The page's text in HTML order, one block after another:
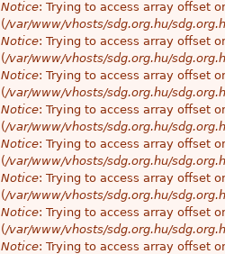
Notice: Trying to access array offset
(/var/www/vhosts/sdg.org.hu/
Notice: Trying to access array offset
(/var/www/vhosts/sdg.org.hu/
Notice: Trying to access array offset
(/var/www/vhosts/sdg.org.hu/
Notice: Trying to access array offset
(/var/www/vhosts/sdg.org.hu/
Notice: Trying to access array offset
(/var/www/vhosts/sdg.org.hu/
Notice: Trying to access array offset
(/var/www/vhosts/sdg.org.hu/
Notice: Trying to access array offset
(/var/www/vhosts/sdg.org.hu/
Notice: Trying to access array offset